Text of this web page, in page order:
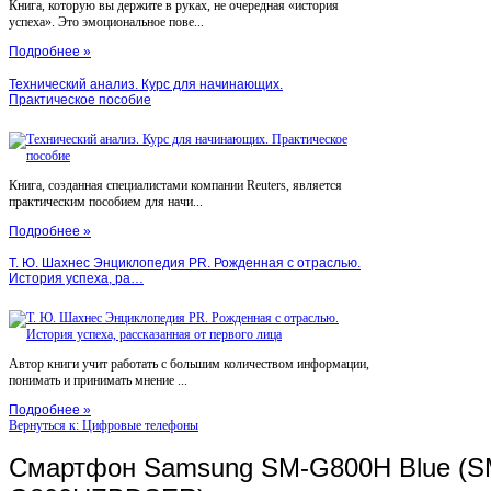
Книга, которую вы держите в руках, не очередная «история
успеха». Это эмоциональное пове...
Подробнее »
Технический анализ. Курс для начинающих.
Практическое пособие
Книга, созданная специалистами компании Reuters, является
практическим пособием для начи...
Подробнее »
Т. Ю. Шахнес Энциклопедия PR. Рожденная с отраслью.
История успеха, ра…
Автор книги учит работать с большим количеством информации,
понимать и принимать мнение ...
Подробнее »
Вернуться к: Цифровые телефоны
Смартфон Samsung SM-G800H Blue